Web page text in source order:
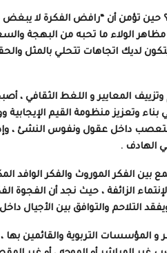
تؤمن أن “رافض الفكرة لا يبغض
الولاء ما تحبه من البهجة
لديك اتجاهات تتحلي بالمثل
المعايير و اللغط الثقافي ،
بناء وتعزيز منظومة القيم
التعصب داخل عقول ونفوس النشئ ،
الهادف .
بين الفكر الموروث والفكر
الزائفة ، حيث نجد أن الفجوة
التلاحم والتوافق بين الأجيال
و المؤسسات التربوية والقائمين